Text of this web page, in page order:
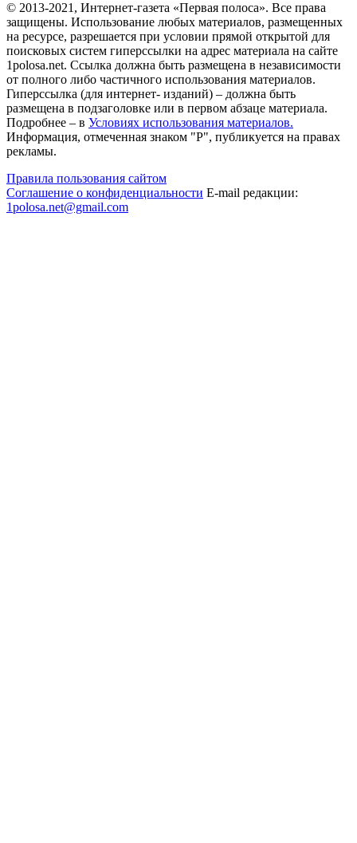
© 2013-2021, Интернет-газета «Первая полоса». Все права
защищены. Использование любых материалов, размещенных
на ресурсе, разрешается при условии прямой открытой для
поисковых систем гиперссылки на адрес материала на сайте
1polosa.net. Ссылка должна быть размещена в независимости
от полного либо частичного использования материалов.
Гиперссылка (для интернет- изданий) – должна быть
размещена в подзаголовке или в первом абзаце материала.
Подробнее – в Условиях использования материалов.
Информация, отмеченная знаком "Р", публикуется на правах
рекламы.
Правила пользования сайтом
Соглашение о конфиденциальности E-mail редакции:
1polosa.net@gmail.com